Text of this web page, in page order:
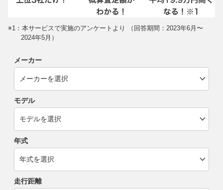
※1：本サービスで実施のアンケートより （回答期間：2023年6月〜
2024年5月）
メーカー
モデル
年式
走行距離